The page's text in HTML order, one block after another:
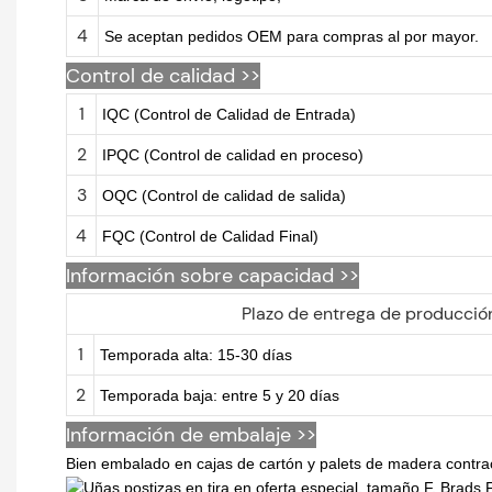
4 Se aceptan pedidos OEM para compras al por mayor.
Control de calidad >>
1 IQC (Control de Calidad de Entrada)
2 IPQC (Control de calidad en proceso)
3 OQC (Control de calidad de salida)
4 FQC (Control de Calidad Final)
Información sobre capacidad >>
Plazo de entrega de
1
Temporada alta: 15-30 días
2 Temporada baja: entre 5 y 20 días
Información de embalaje >>
Bien embalado en cajas de cartón y palets de madera